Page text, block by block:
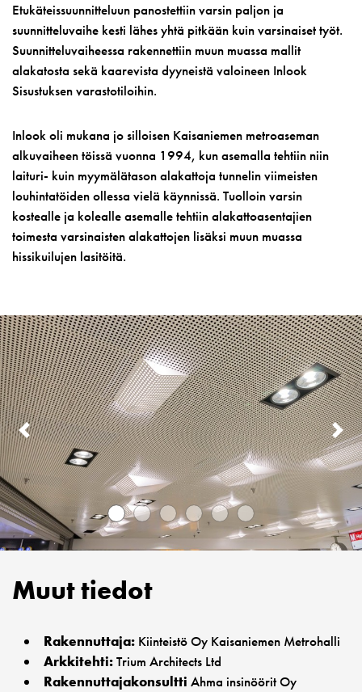
Etukäteissuunnitteluun panostettiin varsin paljon ja
suunnitteluvaihe kesti lähes yhtä pitkään kuin varsinaiset työt.
Suunnitteluvaiheessa rakennettiin muun muassa mallit
alakatosta sekä kaarevista dyyneistä valoineen Inlook
Sisustuksen varastotiloihin.
Inlook oli mukana jo silloisen Kaisaniemen metroaseman
alkuvaiheen töissä vuonna 1994, kun asemalla tehtiin niin
laituri- kuin myymälätason alakattoja tunnelin viimeisten
louhintatöiden ollessa vielä käynnissä. Tuolloin varsin
kostealle ja kolealle asemalle tehtiin alakattoasentajien
toimesta varsinaisten alakattojen lisäksi muun muassa
hissikuilujen lasitöitä.
PREVIOUS
Muut tiedot
Rakennuttaja: Kiinteistö Oy Kaisaniemen Metrohalli
Arkkitehti:Trium Architects Ltd
Rakennuttajakonsultti Ahma insinöörit Oy